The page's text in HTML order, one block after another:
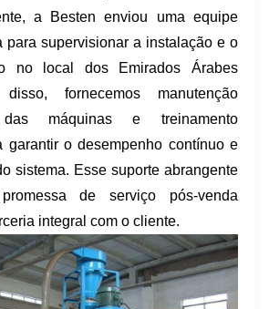
a Besten enviou uma equipe
para supervisionar a instalação e o
no local dos Emirados Árabes
fornecemos manutenção
das máquinas e treinamento
garantir o desempenho contínuo e
sistema. Esse suporte abrangente
de serviço pós-venda
integral com o cliente.